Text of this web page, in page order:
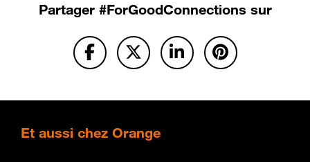
Partager#ForGoodConnections sur
Et aussi chez Orange